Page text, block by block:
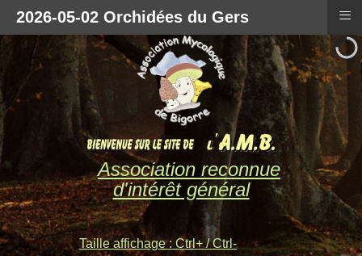
Association reconnue
d'intérêt général
Taille affichage : Ctrl+ / Ctrl-
2026-05-02 Orchidées du Gers ≡